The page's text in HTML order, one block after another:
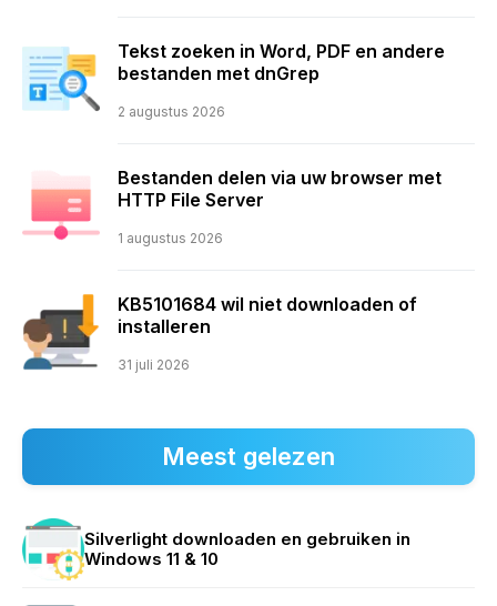
Tekst zoeken in Word, PDF en andere
bestanden met dnGrep
2 augustus 2026
Bestanden delen via uw browser met
HTTP File Server
1 augustus 2026
KB5101684 wil niet downloaden of
installeren
31 juli 2026
Meest gelezen
Silverlight downloaden en gebruiken in
Windows 11 & 10